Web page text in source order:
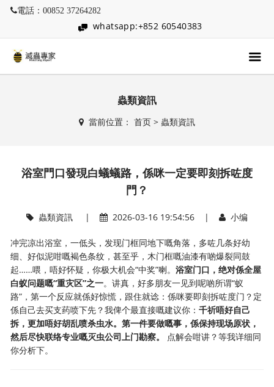
電話：00852 37264282
whatsapp:+852 60540383
蟲類資訊
當前位置： 首页> 蟲類資訊
浴室門口發現白蟻蟻路，係咪一定要即刻拆咗度
門？
蟲類資訊| 2026-03-16 19:54:56 | 小编
冲完凉出浴室，一低头，发现门框同地下嘅角落，多咗几条好幼
细、好似泥咁嘅褐色条纹，甚至乎，木门框嘅油漆有啲爆裂同鼓
起……喂，唔好怀疑，你极大机会“中奖”喇。浴室门口，绝对係全屋
白蚁问题嘅“重灾区”之一。讲真，好多朋友一见到呢啲所谓“蚁
路”，第一个反应就係好惊慌，跟住就谂：係咪要即刻拆咗度门？定
係自己去买支药喷下先？我俾个最直接嘅建议你：千祈唔好自己
拆，更加唔好胡乱喷杀虫水。第一件要做嘅事，係保持现场原状，
然后尽快联络专业嘅灭虫公司上门勘察。
​ 点解会咁讲？等我详细同
你分析下。